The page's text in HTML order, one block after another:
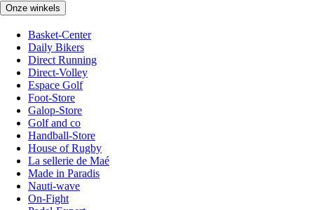
Onze winkels
Basket-Center
Daily Bikers
Direct Running
Direct-Volley
Espace Golf
Foot-Store
Galop-Store
Golf and co
Handball-Store
House of Rugby
La sellerie de Maé
Made in Paradis
Nauti-wave
On-Fight